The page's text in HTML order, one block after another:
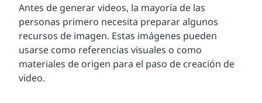
Antes de generar videos, la mayoría de las
personas primero necesita preparar algunos
recursos de imagen. Estas imágenes pueden
usarse como referencias visuales o como
materiales de origen para el paso de creación de
video.